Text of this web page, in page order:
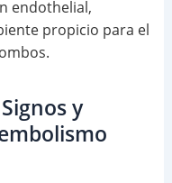
endothelial,
propicio para el
y